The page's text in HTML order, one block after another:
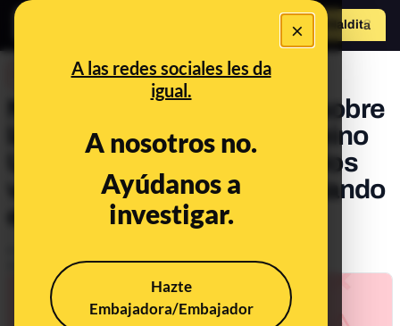
×
A las redes sociales les da
igual.
A nosotros no.
Ayúdanos a
investigar.
Hazte
Embajadora/Embajador
Hazte Maldito
No, los informes oficiales sobre
la vacuna COVID-19 del Reino
Unido no demuestran que los
vacunados están desarrollando
el sida
Actualizado elOct 26, 2021, 10:16:30 AM